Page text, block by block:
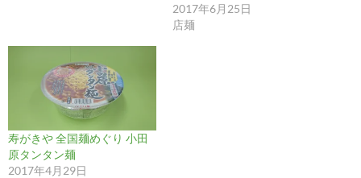
2017年6月25日
店麺
寿がきや 全国麺めぐり 小田
原タンタン麺
2017年4月29日